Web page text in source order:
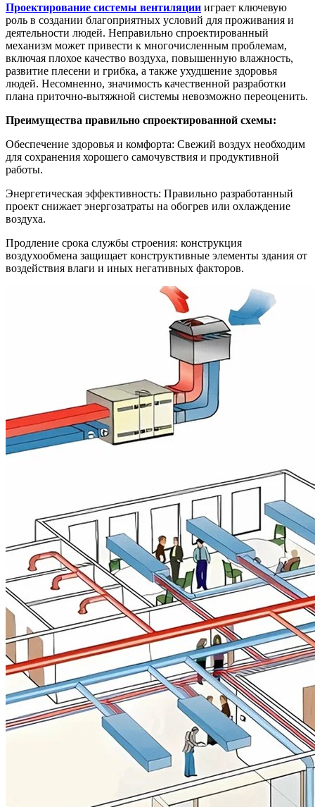
Проектирование системы вентиляции играет ключевую
роль в создании благоприятных условий для проживания и
деятельности людей. Неправильно спроектированный
механизм может привести к многочисленным проблемам,
включая плохое качество воздуха, повышенную влажность,
развитие плесени и грибка, а также ухудшение здоровья
людей. Несомненно, значимость качественной разработки
плана приточно-вытяжной системы невозможно переоценить.
Преимущества правильно спроектированной схемы:
Обеспечение здоровья и комфорта: Свежий воздух необходим
для сохранения хорошего самочувствия и продуктивной
работы.
Энергетическая эффективность: Правильно разработанный
проект снижает энергозатраты на обогрев или охлаждение
воздуха.
Продление срока службы строения: конструкция
воздухообмена защищает конструктивные элементы здания от
воздействия влаги и иных негативных факторов.